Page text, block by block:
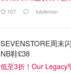
107 lululemon
SEVENSTORE周末
NB鞋£38
低至3折！Our Legacy